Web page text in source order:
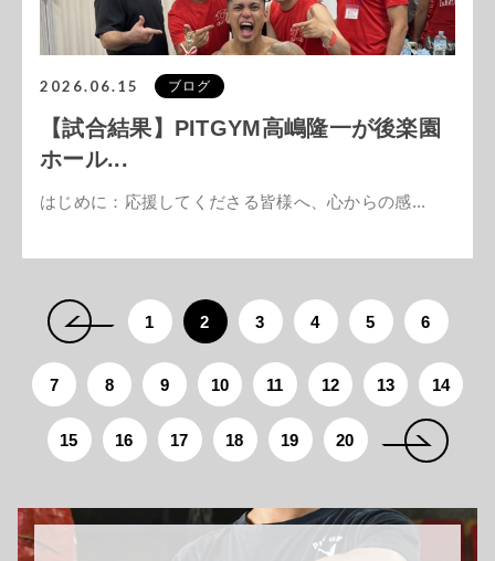
2026.06.15 ブログ
【試合結果】PITGYM高嶋隆一が後楽園
ホール...
はじめに：応援してくださる皆様へ、心からの感...
1 2 3 4 5 6
7 8 9 10 11 12 13 14
15 16 17 18 19 20